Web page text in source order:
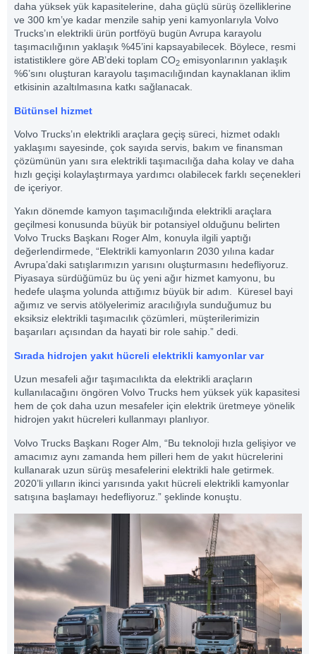
daha yüksek yük kapasitelerine, daha güçlü sürüş özelliklerine
ve 300 km’ye kadar menzile sahip yeni kamyonlarıyla Volvo
Trucks’ın elektrikli ürün portföyü bugün Avrupa karayolu
taşımacılığının yaklaşık %45’ini kapsayabilecek. Böylece, resmi
istatistiklere göre AB’deki toplam CO2 emisyonlarının yaklaşık
%6’sını oluşturan karayolu taşımacılığından kaynaklanan iklim
etkisinin azaltılmasına katkı sağlanacak.
Bütünsel hizmet
Volvo Trucks’ın elektrikli araçlara geçiş süreci, hizmet odaklı
yaklaşımı sayesinde, çok sayıda servis, bakım ve finansman
çözümünün yanı sıra elektrikli taşımacılığa daha kolay ve daha
hızlı geçişi kolaylaştırmaya yardımcı olabilecek farklı seçenekleri
de içeriyor.
Yakın dönemde kamyon taşımacılığında elektrikli araçlara
geçilmesi konusunda büyük bir potansiyel olduğunu belirten
Volvo Trucks Başkanı Roger Alm, konuyla ilgili yaptığı
değerlendirmede, “Elektrikli kamyonların 2030 yılına kadar
Avrupa’daki satışlarımızın yarısını oluşturmasını hedefliyoruz.
Piyasaya sürdüğümüz bu üç yeni ağır hizmet kamyonu, bu
hedefe ulaşma yolunda attığımız büyük bir adım. Küresel bayi
ağımız ve servis atölyelerimiz aracılığıyla sunduğumuz bu
eksiksiz elektrikli taşımacılık çözümleri, müşterilerimizin
başarıları açısından da hayati bir role sahip.” dedi.
Sırada hidrojen yakıt hücreli elektrikli kamyonlar var
Uzun mesafeli ağır taşımacılıkta da elektrikli araçların
kullanılacağını öngören Volvo Trucks hem yüksek yük kapasitesi
hem de çok daha uzun mesafeler için elektrik üretmeye yönelik
hidrojen yakıt hücreleri kullanmayı planlıyor.
Volvo Trucks Başkanı Roger Alm, “Bu teknoloji hızla gelişiyor ve
amacımız aynı zamanda hem pilleri hem de yakıt hücrelerini
kullanarak uzun sürüş mesafelerini elektrikli hale getirmek.
2020’li yılların ikinci yarısında yakıt hücreli elektrikli kamyonlar
satışına başlamayı hedefliyoruz.” şeklinde konuştu.